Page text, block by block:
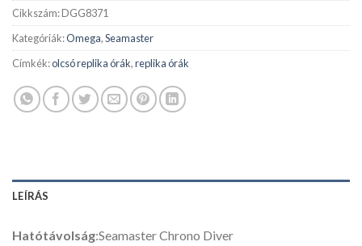
Cikkszám:DGG8371
Kategóriák:Omega,Seamaster
Címkék:olcsó replika órák,replika órák
LEÍRÁS
Hatótávolság:Seamaster Chrono Diver